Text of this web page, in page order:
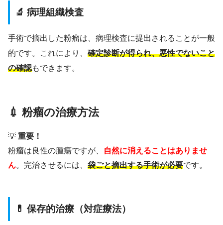
🔬 病理組織検査
手術で摘出した粉瘤は、病理検査に提出されることが一般
的です。これにより、 確定診断が得られ、悪性でないこと
の確認もできます。
💉 粉瘤の治療方法
💡 重要！
粉瘤は良性の腫瘍ですが、
自然に消えることはありませ
ん。完治させるには、 袋ごと摘出する手術が必要です。
💊 保存的治療（対症療法）